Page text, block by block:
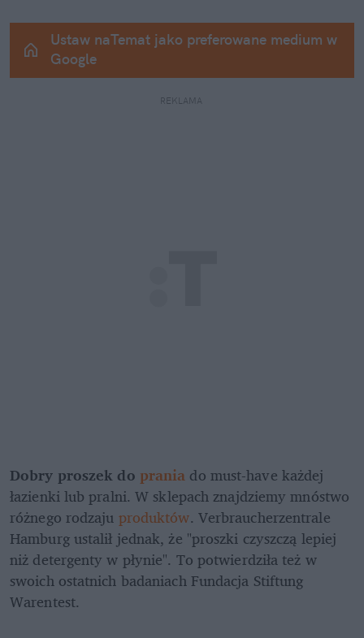
Ustaw naTemat jako preferowane medium w
Google
REKLAMA
Dobry proszek do prania do must-have każdej
łazienki lub pralni. W sklepach znajdziemy mnóstwo
różnego rodzaju produktów. Verbraucherzentrale
Hamburg ustalił jednak, że "proszki czyszczą lepiej
niż detergenty w płynie". To potwierdziła też w
swoich ostatnich badaniach Fundacja Stiftung
Warentest.